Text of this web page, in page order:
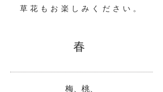
草花もお楽しみください。
春
梅、桃、